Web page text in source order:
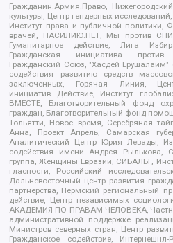
Гражданин.Армия.Право,
культуры, Центр гендерных
Институт права и публичной политики,
врачей, НАСИЛИЮ.НЕТ, Мы против
Гуманитарное действие, Лига
Гражданская инициатива против
Гражданский Союз, "Хасдей
содействия развитию средств
заключенных, Горячая Линия,
инициатив Действие, Институт
ВМЕСТЕ, Благотворительный фонд
граждан, Благотворительный фонд
Тольятти, Новое время, Серебряная
Анна, Проект Апрель, Самарская
Аналитический Центр Юрия Левады,
содействия имени Андрея Рылькова,
группа, Женщины Евразии, СИБАЛЬТ,
гласности, Российский
Дальневосточный центр развития
партнерства, Пермский региональный
действие, Центр независимых
АКАДЕМИЯ ПО ПРАВАМ ЧЕЛОВЕКА,
административной поддержке
Министров северных стран, Центр
Гражданское содействие,